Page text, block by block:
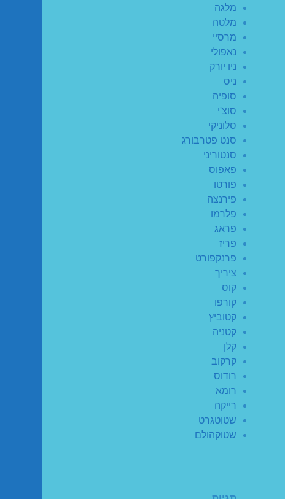
מלגה
מלטה
מרסיי
נאפולי
ניו יורק
ניס
סופיה
סוצ'י
סלוניקי
סנט פטרבורג
סנטוריני
פאפוס
פורטו
פירנצה
פלרמו
פראג
פריז
פרנקפורט
ציריך
קוס
קורפו
קטוביץ
קטניה
קלן
קרקוב
רודוס
רומא
רייקה
שטוטגרט
שטוקהולם